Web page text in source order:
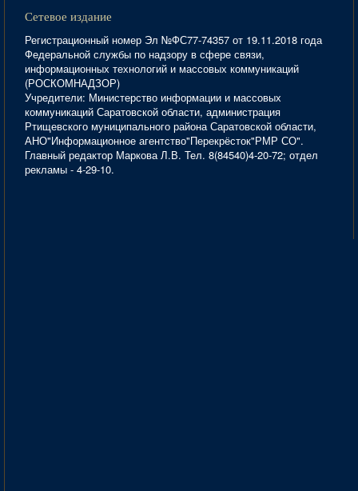
Сетевое издание
Регистрационный номер Эл №ФС77-74357 от 19.11.2018 года
Федеральной службы по надзору в сфере связи,
информационных технологий и массовых коммуникаций
(РОСКОМНАДЗОР)
Учредители: Министерство информации и массовых
коммуникаций Саратовской области, администрация
Ртищевского муниципального района Саратовской области,
АНО"Информационное агентство"Перекрёсток"РМР СО".
Главный редактор Маркова Л.В. Тел. 8(84540)4-20-72; отдел
рекламы - 4-29-10.